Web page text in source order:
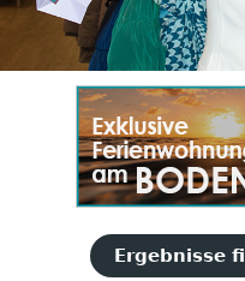
Ergebnisse